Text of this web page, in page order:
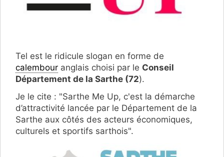
Tel est le ridicule slogan en forme de
calembour anglais choisi par le Conseil
Département de la Sarthe (72).
Je le cite : "Sarthe Me Up, c'est la démarche
d’attractivité lancée par le Département de la
Sarthe aux côtés des acteurs économiques,
culturels et sportifs sarthois".